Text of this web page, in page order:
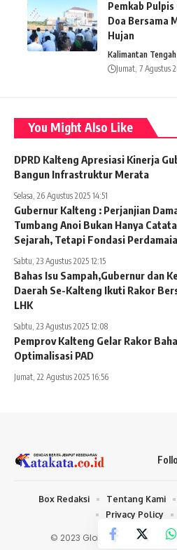
Pemkab
Doa Bersama
Hujan
Kalimantan Tengah
Jumat, 7 Agustus
You Might Also Like
DPRD Kalteng Apresiasi Kinerja
Bangun Infrastruktur Merata
Selasa, 26 Agustus 2025 14:51
Gubernur Kalteng : Perjanjian
Tumbang Anoi Bukan Hanya
Sejarah, Tetapi Fondasi
Sabtu, 23 Agustus 2025 12:15
Bahas Isu Sampah,Gubernur dan
Daerah Se-Kalteng Ikuti Rakor
LHK
Sabtu, 23 Agustus 2025 12:08
Pemprov Kalteng Gelar Rakor
Optimalisasi PAD
Jumat, 22 Agustus 2025 16:56
© 2023 Global Media
Box Redaksi Tentang Kami
Privacy Policy